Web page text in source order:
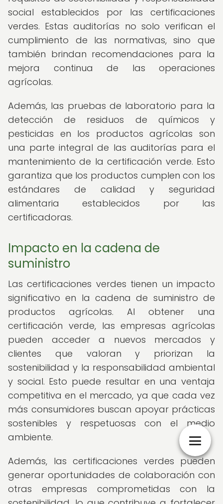
social establecidos por las certificaciones
verdes. Estas auditorías no solo verifican el
cumplimiento de las normativas, sino que
también brindan recomendaciones para la
mejora continua de las operaciones
agrícolas.
Además, las pruebas de laboratorio para la
detección de residuos de químicos y
pesticidas en los productos agrícolas son
una parte integral de las auditorías para el
mantenimiento de la certificación verde. Esto
garantiza que los productos cumplen con los
estándares de calidad y seguridad
alimentaria establecidos por las
certificadoras.
Impacto en la cadena de
suministro
Las certificaciones verdes tienen un impacto
significativo en la cadena de suministro de
productos agrícolas. Al obtener una
certificación verde, las empresas agrícolas
pueden acceder a nuevos mercados y
clientes que valoran y priorizan la
sostenibilidad y la responsabilidad ambiental
y social. Esto puede resultar en una ventaja
competitiva en el mercado, ya que cada vez
más consumidores buscan apoyar prácticas
sostenibles y respetuosas con el medio
ambiente.
Además, las certificaciones verdes pueden
generar oportunidades de colaboración con
otras empresas comprometidas con la